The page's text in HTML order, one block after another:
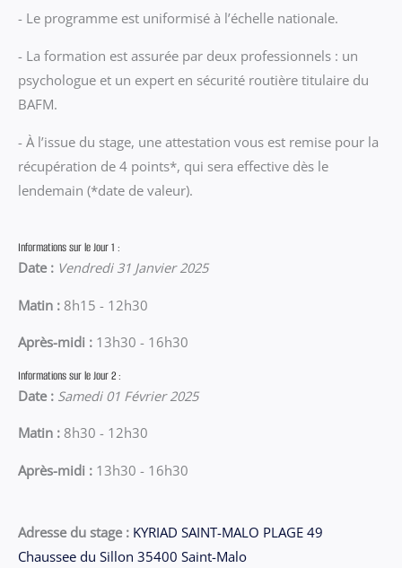
- Le programme est uniformisé à l’échelle nationale.
- La formation est assurée par deux professionnels : un
psychologue et un expert en sécurité routière titulaire du
BAFM.
- À l’issue du stage, une attestation vous est remise pour la
récupération de 4 points*, qui sera effective dès le
lendemain (*date de valeur).
Informations sur le Jour 1 :
Date : Vendredi 31 Janvier 2025
Matin : 8h15 - 12h30
Après-midi : 13h30 - 16h30
Informations sur le Jour 2 :
Date : Samedi 01 Février 2025
Matin : 8h30 - 12h30
Après-midi : 13h30 - 16h30
Adresse du stage : KYRIAD SAINT-MALO PLAGE 49
Chaussee du Sillon 35400 Saint-Malo